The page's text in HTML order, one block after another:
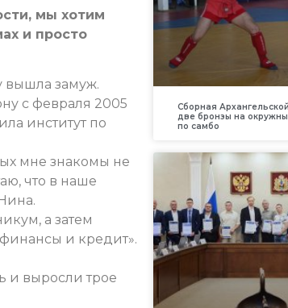
мы хотим
и просто
вышла замуж.
с февраля 2005
институт по
мне знакомы не
что в наше
а затем
и кредит».
и выросли трое
Сборная
две бронзы на
по самбо